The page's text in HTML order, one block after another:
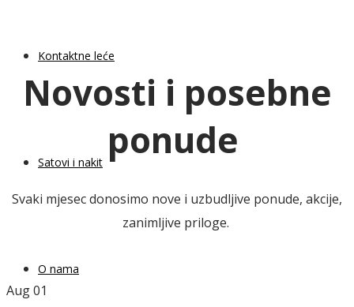
Kontaktne leće
Satovi i nakit
O nama
Novosti i posebne
ponude
Svaki mjesec donosimo nove i uzbudljive ponude, akcije,
zanimljive priloge.
Aug01